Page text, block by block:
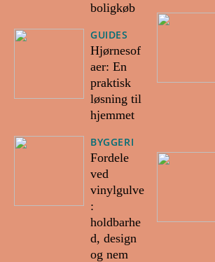
boligkøb
GUIDES
Hjørnesof
aer: En
praktisk
løsning til
hjemmet
BYGGERI
Fordele
ved
vinylgulve
:
holdbarhe
d, design
og nem